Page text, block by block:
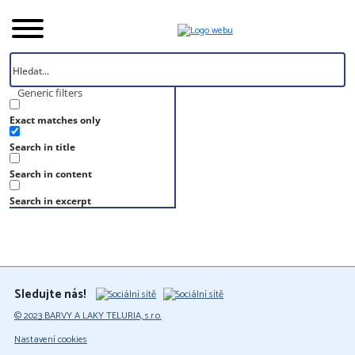
Generic filters
Exact matches only
Search in title
Search in content
Search in excerpt
Úvod
Vzorník
RAL 040 60 50
RAL 040 60 50
Sledujte nás!
© 2023 BARVY A LAKY TELURIA, s.r.o.
Nastavení cookies